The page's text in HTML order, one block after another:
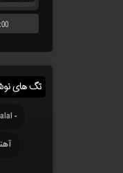
تگ های
- Dalal